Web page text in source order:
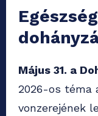
Május 31. a
2026-os téma
vonzerejének